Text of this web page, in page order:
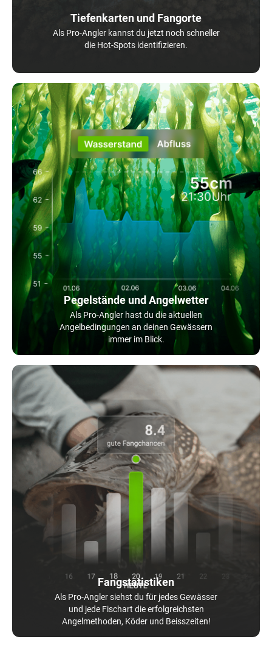
Tiefenkarten und Fangorte
Als Pro-Angler kannst du jetzt noch schneller
die Hot-Spots identifizieren.
Pegelstände und Angelwetter
Als Pro-Angler hast du die aktuellen
Angelbedingungen an deinen Gewässern
immer im Blick.
Fangstatistiken
Als Pro-Angler siehst du für jedes Gewässer
und jede Fischart die erfolgreichsten
Angelmethoden, Köder und Beisszeiten!